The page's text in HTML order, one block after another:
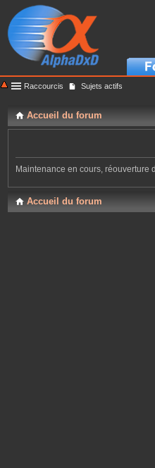
Raccourcis Sujets actifs
Accueil du forum
Maintenance en cours, réouverture
Accueil du forum